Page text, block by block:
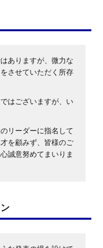
ありますが、微力な
させていただく所存
はございますが、い
リーダーに指名して
を顧みず、皆様のご
誠意努めてまいりま